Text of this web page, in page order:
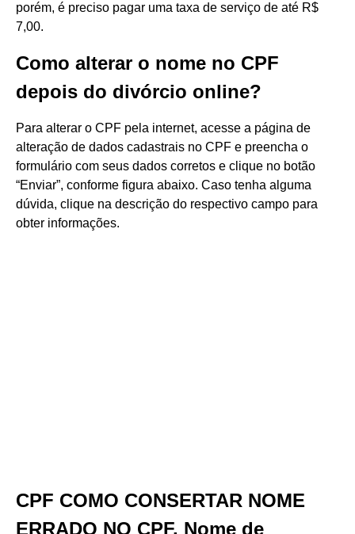
porém, é preciso pagar uma taxa de serviço de até R$
7,00.
Como alterar o nome no CPF
depois do divórcio online?
Para alterar o CPF pela internet, acesse a página de
alteração de dados cadastrais no CPF e preencha o
formulário com seus dados corretos e clique no botão
“Enviar”, conforme figura abaixo. Caso tenha alguma
dúvida, clique na descrição do respectivo campo para
obter informações.
CPF COMO CONSERTAR NOME
ERRADO NO CPF, Nome de